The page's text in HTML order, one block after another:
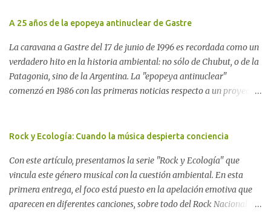
A 25 años de la epopeya antinuclear de Gastre
La caravana a Gastre del 17 de junio de 1996 es recordada como un
verdadero hito en la historia ambiental: no sólo de Chubut, o de la
Patagonia, sino de la Argentina. La "epopeya antinuclear"
comenzó en 1986 con las primeras noticias respecto a un proyecto
proyecto legislativo nacional al respecto. En este artículo, la
Movimiento Antinuclear de Chubut (MACH) liderada por Javier
Rodríguez Pardo, como una lección de rebelión democrática
territorial frente a las imposiciones de la tecnocracia nuclear
globalizada. Dossier N° 3 "La crisis nuclear en el mundo. A 10 años
Rock y Ecología: Cuando la música despierta conciencia
Con este artículo, presentamos la serie "Rock y Ecología" que
vincula este género musical con la cuestión ambiental. En esta
primera entrega, el foco está puesto en la apelación emotiva que
aparecen en diferentes canciones, sobre todo del Rock Nacional.